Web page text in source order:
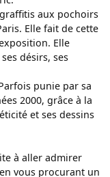
aux pochoirs
Elle fait de cette
Elle
désirs, ses
punie par sa
2000, grâce à la
et ses dessins
à aller admirer
vous procurant un